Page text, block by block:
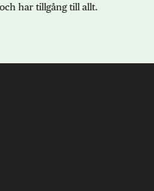
har tillgång till allt.